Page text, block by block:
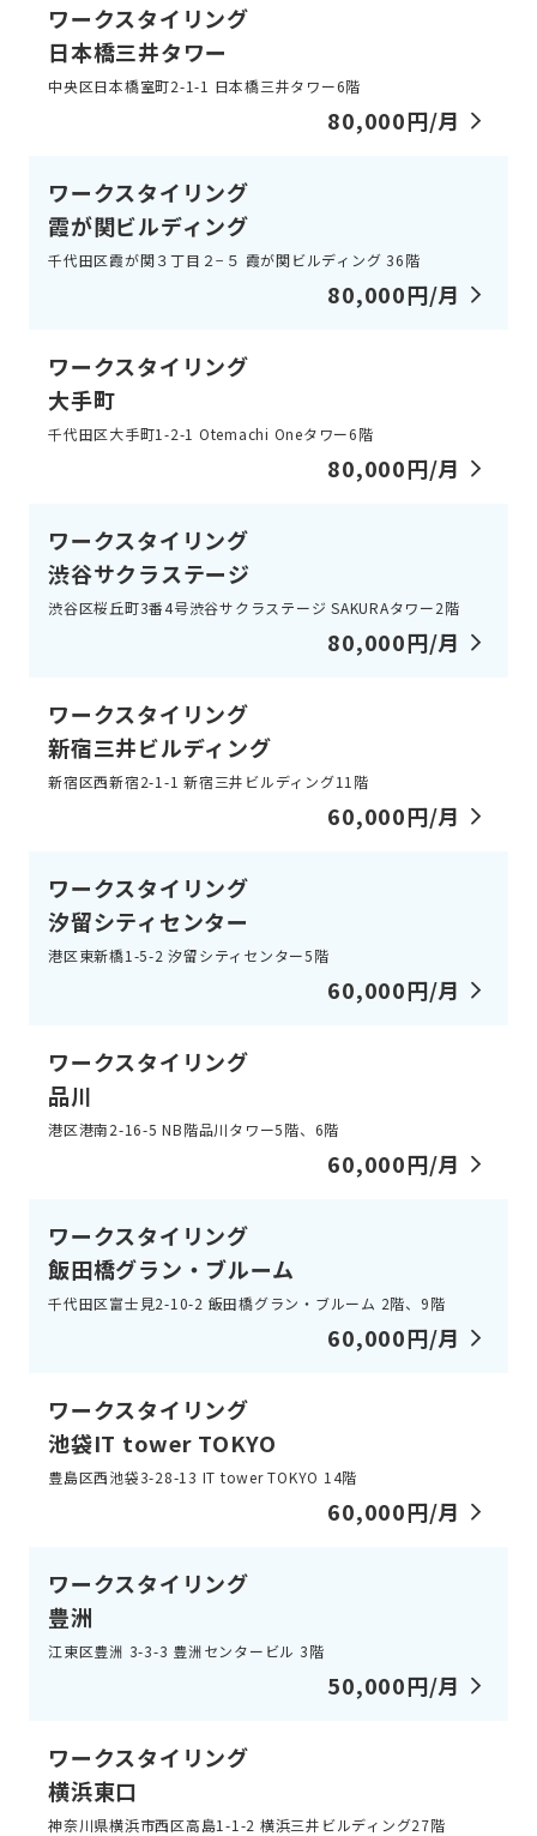
ワークスタイリング
⽇本橋三井タワー
中央区日本橋室町2-1-1 日本橋三井タワー6階
80,000円/月
ワークスタイリング
霞が関ビルディング
千代田区霞が関３丁目２−５ 霞が関ビルディング 36階
80,000円/月
ワークスタイリング
大手町
千代田区大手町1-2-1 Otemachi Oneタワー6階
80,000円/月
ワークスタイリング
渋谷サクラステージ
渋谷区桜丘町3番4号渋谷サクラステージ SAKURAタワー2階
80,000円/月
ワークスタイリング
新宿三井ビルディング
新宿区西新宿2-1-1 新宿三井ビルディング11階
60,000円/月
ワークスタイリング
汐留シティセンター
港区東新橋1-5-2 汐留シティセンター5階
60,000円/月
ワークスタイリング
品川
港区港南2-16-5 NB階品川タワー5階、6階
60,000円/月
ワークスタイリング
飯田橋グラン・ブルーム
千代田区富士見2-10-2 飯田橋グラン・ブルーム 2階、​9階
60,000円/月
ワークスタイリング
池袋IT tower TOKYO
豊島区西池袋3-28-13 IT tower TOKYO 14階
60,000円/月
ワークスタイリング
豊洲
江東区豊洲 3-3-3 豊洲センタービル 3階
50,000円/月
ワークスタイリング
横浜東口
神奈川県横浜市西区高島1-1-2 横浜三井ビルディング27階